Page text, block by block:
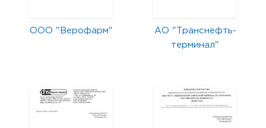
ООО "Верофарм"
АО "Транснефть-
терминал"